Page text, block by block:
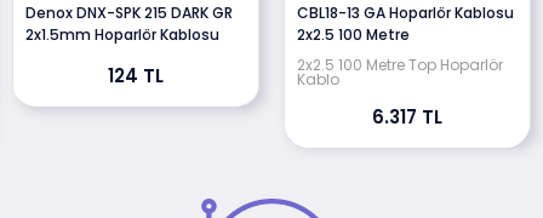
Denox DNX-SPK 215 DARK GR
2x1.5mm Hoparlör Kablosu
124 TL
CBL18-13 GA Hoparlör Kablosu
2x2.5 100 Metre
2x2.5 100 Metre Top Hoparlör
Kablo
6.317 TL